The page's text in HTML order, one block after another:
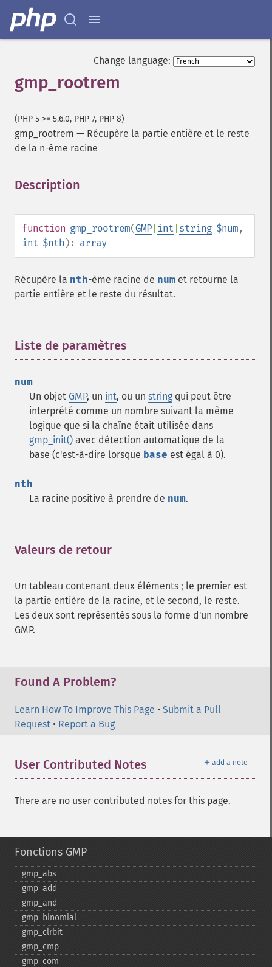
Change language:
gmp_rootrem
(PHP 5 >= 5.6.0, PHP 7, PHP 8)
gmp_rootrem — Récupère la partie entière et le reste
de la n-ème racine
Description
function gmp_rootrem(GMP int string $num,
int $nth ): array
Récupère la nth-ème racine de num et retourne la
partie entière et le reste du résultat.
Liste de paramètres
num
Un objet GMP, un int, ou un string qui peut être
interprété comme un nombre suivant la même
logique que si la chaîne était utilisée dans
gmp_init() avec détection automatique de la
base (c'est-à-dire lorsque base est égal à 0).
nth
La racine positive à prendre de num.
Valeurs de retour
Un tableau contenant deux éléments ; le premier est
la partie entière de la racine, et le second, le reste.
Les deux sont représentés sous la forme d'un nombre
GMP.
Found A Problem?
Learn How To Improve This Page • Submit a Pull
Request • Report a Bug
＋ add a note
User Contributed Notes
There are no user contributed notes for this page.
Fonctions GMP
gmp_​abs
gmp_​add
gmp_​and
gmp_​binomial
gmp_​clrbit
gmp_​cmp
gmp_​com